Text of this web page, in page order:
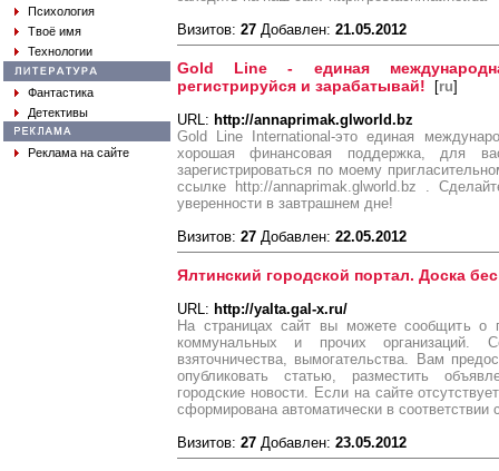
Психология
Твоё имя
Технологии
Фантастика
Детективы
Реклама на сайте
Визитов: 27 Добавлен: 21.05.2012
Gold Line - единая
регистрируйся и зарабатывай! [ru]
URL: http://annaprimak.glworld.bz
Gold Line International-это единая
хорошая финансовая поддержка, для
зарегистрироваться по моему
ссылке http://annaprimak.glworld.bz .
уверенности в завтрашнем дне!
Визитов: 27 Добавлен: 22.05.2012
Ялтинский городской портал. Доска
URL: http://yalta.gal-x.ru/
На страницах сайт вы можете сообщить о
коммунальных и прочих организаций.
взяточничества, вымогательства. Вам
опубликовать статью, разместить
городские новости. Если на сайте
сформирована автоматически в
Визитов: 27 Добавлен: 23.05.2012